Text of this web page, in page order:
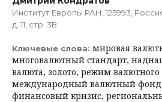
Институт Европы РАН, 125993,
д. 11, стр. 3В
Ключевые слова: мировая
многовалютный стандарт,
валюта, золото, режим валютного
международный валютный
финансовый кризис,